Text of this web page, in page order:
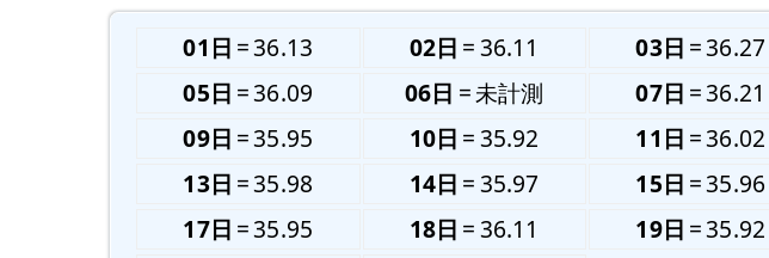
01日 36.13 02日 36.11 03日 36.27
05日
36.09 06日 未計測 07日 36.21
09日
35.95 10日 35.92 11日 36.02
13日
35.98 14日 35.97 15日 35.96
17日
35.95 18日 36.11 19日 35.92